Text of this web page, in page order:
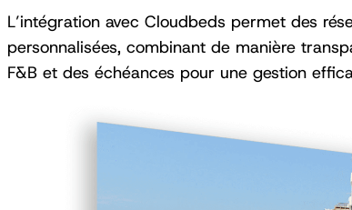
L’intégration avec Cloudbeds permet des
personnalisées, combinant de manière
F&B et des échéances pour une gestion